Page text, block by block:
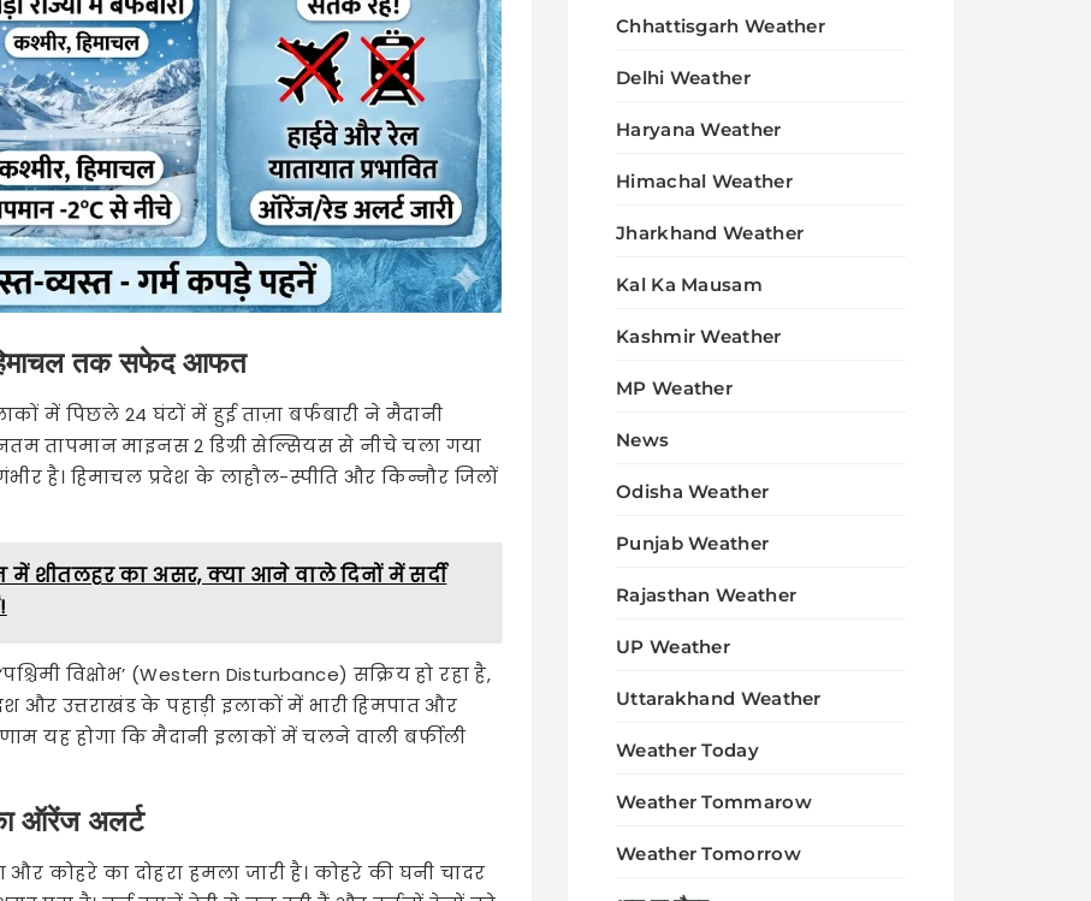
हिमाचल तक सफेद आफत
में पिछले 24 घंटों में हुई ताज़ा बर्फबारी ने मैदानी
तापमान माइनस 2 डिग्री सेल्सियस से नीचे चला गया
है। हिमाचल प्रदेश के लाहौल-स्पीति और किन्नौर जिलों
में शीतलहर का असर, क्या आने वाले दिनों में सर्दी
विक्षोभ’ (Western Disturbance) सक्रिय हो रहा है,
और उत्तराखंड के पहाड़ी इलाकों में भारी हिमपात और
यह होगा कि मैदानी इलाकों में चलने वाली बर्फीली
ऑरेंज अलर्ट
कोहरे का दोहरा हमला जारी है। कोहरे की घनी चादर
Chhattisgarh Weather
Delhi Weather
Haryana Weather
Himachal Weather
Jharkhand Weather
Kal Ka Mausam
Kashmir Weather
MP Weather
News
Odisha Weather
Punjab Weather
Rajasthan Weather
UP Weather
Uttarakhand Weather
Weather Today
Weather Tommarow
Weather Tomorrow